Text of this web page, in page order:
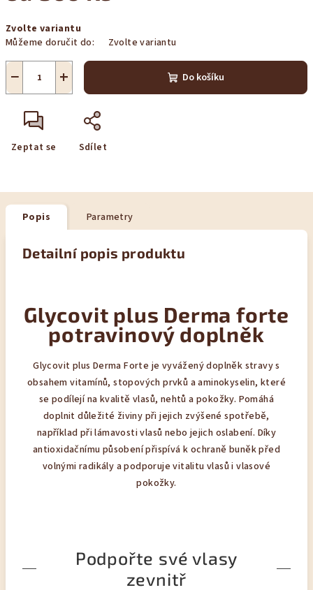
cena:
Zvolte variantu
Můžeme doručit do:
Zvolte variantu
+
− Do košíku
Zeptat se Sdílet
Popis Parametry
Detailní popis produktu
Glycovit plus Derma forte
potravinový doplněk
Glycovit plus Derma Forte je vyvážený doplněk stravy s
obsahem vitamínů, stopových prvků a aminokyselin, které
se podílejí na kvalitě vlasů, nehtů a pokožky. Pomáhá
doplnit důležité živiny při jejich zvýšené spotřebě,
například při lámavosti vlasů nebo jejich oslabení. Díky
antioxidačnímu působení přispívá k ochraně buněk před
volnými radikály a podporuje vitalitu vlasů i vlasové
pokožky.
Podpořte své vlasy
zevnitř